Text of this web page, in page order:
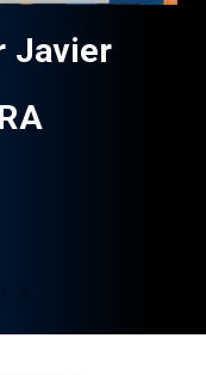
Javier